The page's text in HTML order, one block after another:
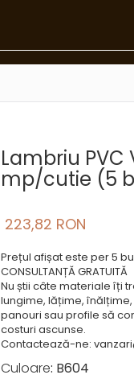
Lambriu PVC
mp/cutie (5
223,82 RON
Prețul afișat este per 5
CONSULTANȚĂ GRATUITĂ
Nu știi câte materiale îți
lungime, lățime,
panouri sau profile să
costuri ascunse.
Contactează-ne:
Culoare: B604